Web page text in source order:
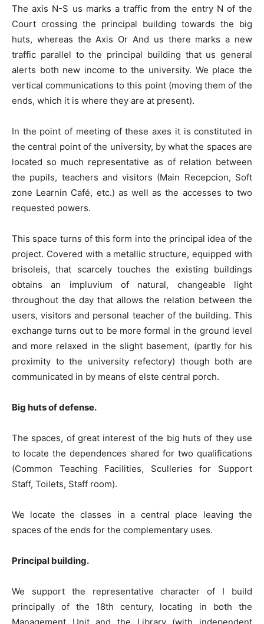
The axis N-S us marks a traffic from the entry N of the
Court crossing the principal building towards the big
huts, whereas the Axis Or And us there marks a new
traffic parallel to the principal building that us general
alerts both new income to the university. We place the
vertical communications to this point (moving them of the
ends, which it is where they are at present).
In the point of meeting of these axes it is constituted in
the central point of the university, by what the spaces are
located so much representative as of relation between
the pupils, teachers and visitors (Main Recepcion, Soft
zone Learnin Café, etc.) as well as the accesses to two
requested powers.
This space turns of this form into the principal idea of the
project. Covered with a metallic structure, equipped with
brisoleis, that scarcely touches the existing buildings
obtains an impluvium of natural, changeable light
throughout the day that allows the relation between the
users, visitors and personal teacher of the building. This
exchange turns out to be more formal in the ground level
and more relaxed in the slight basement, (partly for his
proximity to the university refectory) though both are
communicated in by means of elste central porch.
Big huts of defense.
The spaces, of great interest of the big huts of they use
to locate the dependences shared for two qualifications
(Common Teaching Facilities, Sculleries for Support
Staff, Toilets, Staff room).
We locate the classes in a central place leaving the
spaces of the ends for the complementary uses.
Principal building.
We support the representative character of I build
principally of the 18th century, locating in both the
Management Unit and the Library (with independent